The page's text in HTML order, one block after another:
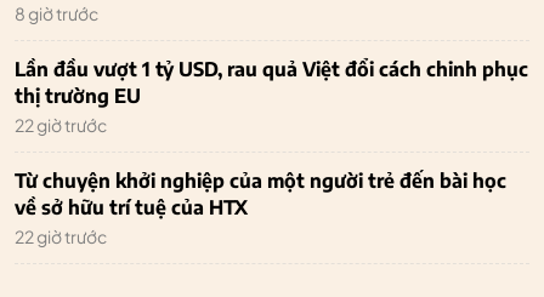
8 giờ trước
Lần đầu vượt 1 tỷ USD, rau quả Việt đổi cách chinh phục
thị trường EU
22 giờ trước
Từ chuyện khởi nghiệp của một người trẻ đến bài học
về sở hữu trí tuệ của HTX
22 giờ trước